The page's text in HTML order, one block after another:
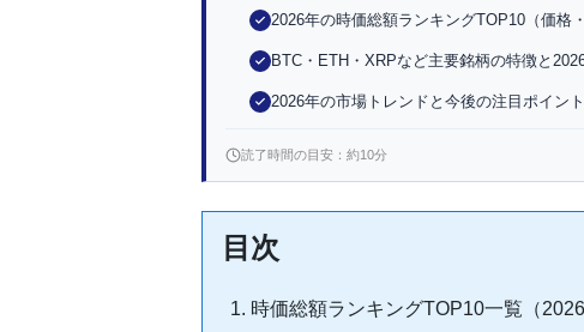
2026年の時価総額ランキングTOP10（価格
BTC・ETH・XRPなど主要銘柄の特徴と
2026年の市場トレンドと今後の注目ポイント
読了時間の目安：約10分
目次
時価総額ランキングTOP10一覧（2026